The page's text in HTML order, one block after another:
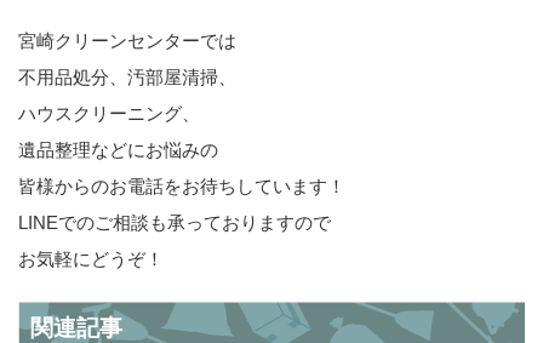
宮崎クリーンセンターでは
不用品処分、汚部屋清掃、
ハウスクリーニング、
遺品整理などにお悩みの
皆様からのお電話をお待ちしています！
LINEでのご相談も承っておりますので
お気軽にどうぞ！
関連記事